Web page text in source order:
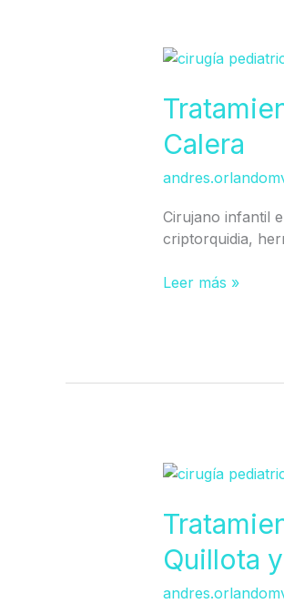
Calera
Cirujano infantil
criptorquidia,
Tratamiento
no
descendido
en
Leer más »
Quillota
Tratamiento
en
Calera,
La
Quillota